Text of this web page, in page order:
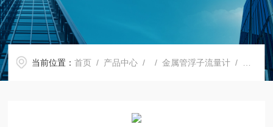
当前位置：首页 / 产品中心 / /金属管浮子流量计 / 制氮机金属管浮子流量计